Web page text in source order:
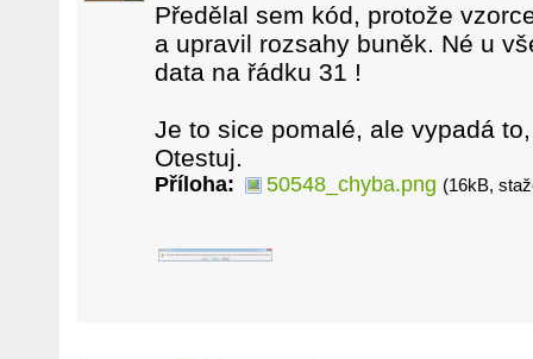
Předělal sem kód, protože
a upravil rozsahy buněk. Né u
data na řádku 31 !
Je to sice pomalé, ale vypadá
Otestuj.
Příloha: 50548_chyba.png (16kB,